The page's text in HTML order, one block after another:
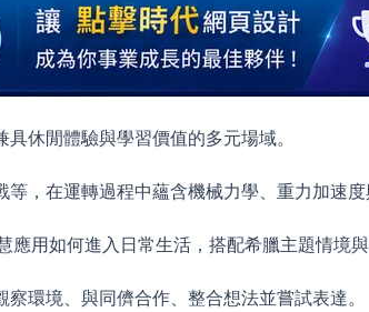
休閒體驗與學習價值的多元場域。
，在運轉過程中蘊含機械力學、重力加速度
用如何進入日常生活，搭配希臘主題情境與
環境、與同儕合作、整合想法並嘗試表達。